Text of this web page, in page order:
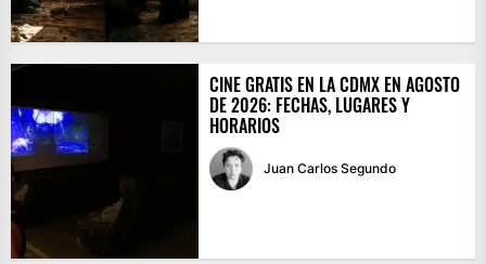
CINE GRATIS EN LA CDMX EN AGOSTO
DE 2026: FECHAS, LUGARES Y
HORARIOS
Juan Carlos Segundo